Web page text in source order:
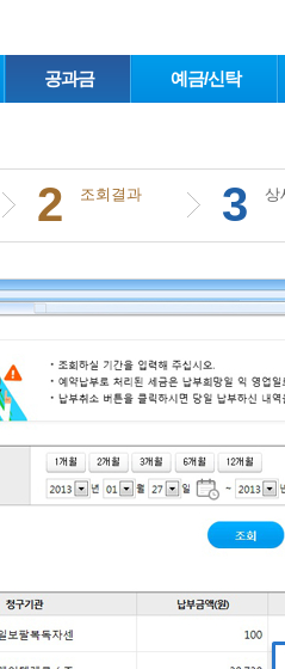
공과금 예금/신탁
2 조회결과 3 상